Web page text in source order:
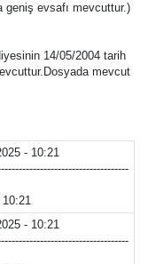
geniş evsafı mevcuttur.)
14/05/2004 tarih
mevcut
- 10:21
- 10:21